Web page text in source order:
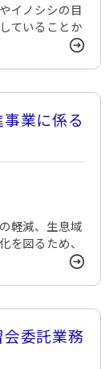
イノシシの目
ていることか
業に係る
軽減、生息域
を図るため、
委託業務